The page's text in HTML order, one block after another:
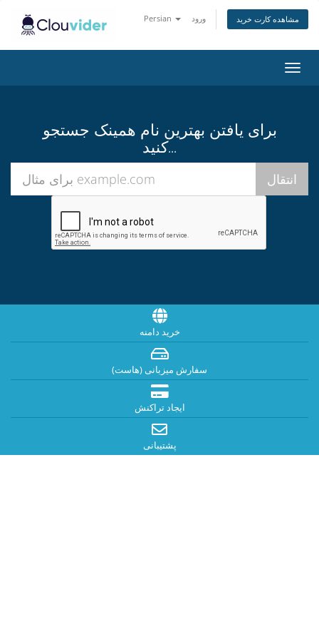
Persian ورود مشاهده کارت خرید
تغییر
برای یافتن بهترین نام همینک جستجو
کنید...
خرید دامنه
سفارش میزبانی (هاست)
ایجاد تراکنش
پشتیبانی